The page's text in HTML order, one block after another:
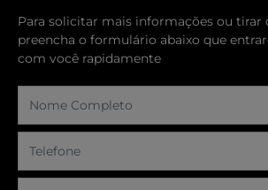
Para solicitar mais informações ou tirar
preencha o formulário abaixo que
com você rapidamente